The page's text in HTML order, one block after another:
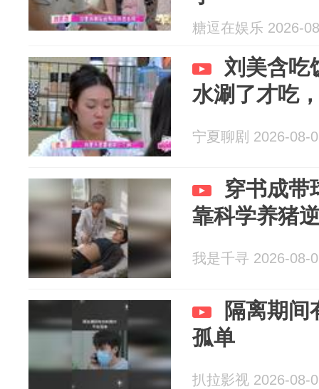
糖逗在娱乐 2026-
刘美含吃
水涮了才吃
宁夏聊剧 2026-08-
穿书成带
靠科学养猪
我是千寻 2026-08-
隔离期间
孤单
扒拉影视 2026-08-